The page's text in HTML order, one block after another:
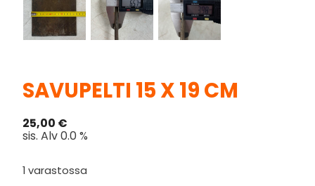
SAVUPELTI 15 X 19 CM
25,00 €
sis. Alv 0.0 %
1 varastossa